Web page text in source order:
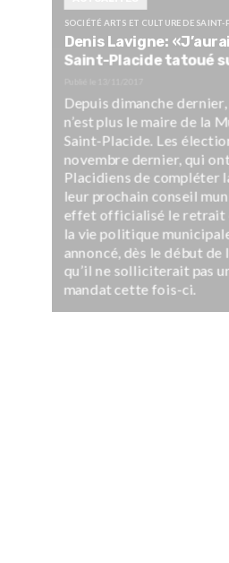
SOCIÉTÉ ARTS ET CULTURE DE SAINT-
Denis Lavigne:
Saint-Placide tatoué
Depuis dimanche
n’est plus le maire de la
Saint-Placide. Les
novembre dernier, qui
Placidiens de compléter
leur prochain conseil
effet officialisé le retrait
la vie politique
annoncé, dès le début de
qu’il ne solliciterait pas
mandat cette fois-ci.